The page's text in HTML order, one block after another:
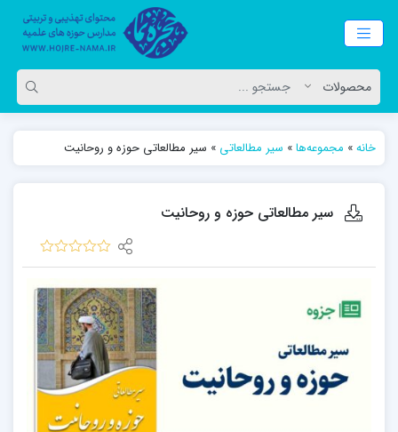
خانه» مجموعه‌ها» سیر مطالعاتی » سیر مطالعاتی حوزه و روحانیت
سیر مطالعاتی حوزه و روحانیت